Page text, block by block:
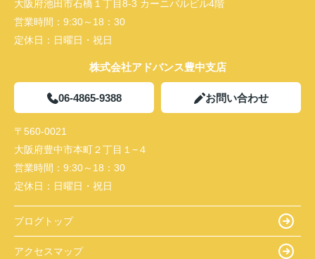
大阪府池田市石橋１丁目8-3 カーニバルビル4階
営業時間： 9:30～18：30
定休日： 日曜日・祝日
株式会社アドバンス豊中支店
06-4865-9388 お問い合わせ
〒560-0021
大阪府豊中市本町２丁目１−４
営業時間： 9:30～18：30
定休日： 日曜日・祝日
ブログトップ
アクセスマップ